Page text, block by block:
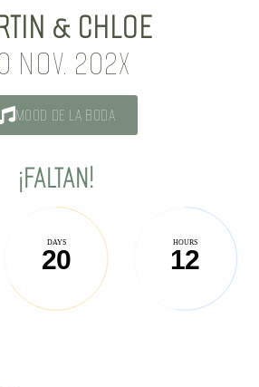
& CHLOE
NOV. 202X
MOOD DE LA BODA
¡FALTAN!
DAYS
20
HOURS
12